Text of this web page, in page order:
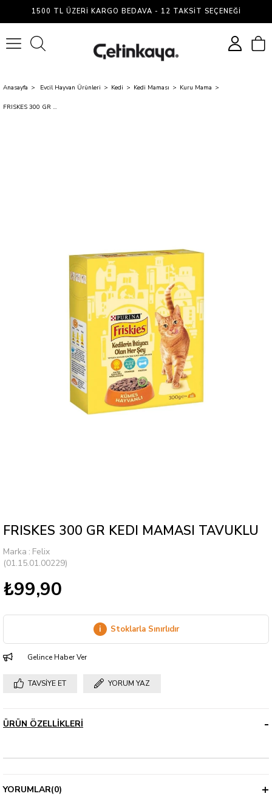
1500 TL ÜZERI KARGO BEDAVA - 12 TAKSIT SEÇENEĞI
Anasayfa Evcil Hayvan Ürünleri Kedi Kedi Maması Kuru Mama
FRISKES 300 GR KEDI MAMASI TAVUKLU
FRISKES 300 GR KEDI MAMASI TAVUKLU
Marka : Felix
(01.15.01.00229)
₺99,90
i Stoklarla Sınırlıdır
Gelince Haber Ver
TAVSIYE ET YORUM YAZ
ÜRÜN ÖZELLIKLERI
YORUMLAR(0)